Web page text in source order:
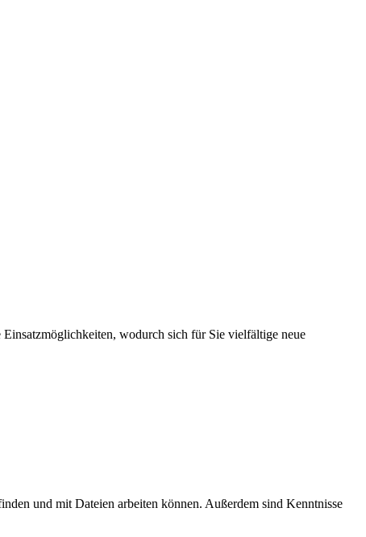
wodurch sich für Sie vielfältige neue
und mit Dateien arbeiten können. Außerdem sind Kenntnisse